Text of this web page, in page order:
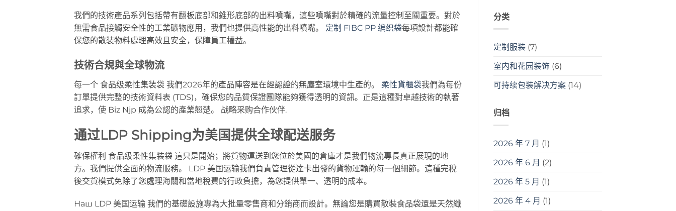
我們的技術產品系列包括帶有翻板底部和錐形底部的出料噴嘴，這些噴嘴對於精確的流量控制至關重要。對於
無需食品接觸安全性的工業礦物應用，我們也提供高性能的出料噴嘴。 定制 FIBC PP 编织袋每項設計都能確
保您的散裝物料處理高效且安全，保障員工權益。
技術合規與全球物流
每一个 食品级柔性集装袋 我們2026年的產品陣容是在經認證的無塵室環境中生產的。 柔性貨櫃袋我們為每份
訂單提供完整的技術資料表 (TDS)，確保您的品質保證團隊能夠獲得透明的資訊。正是這種對卓越技術的執著
追求，使 Biz Njp 成為公認的產業翹楚。 战略采购合作伙伴.
通过LDP Shipping为美国提供全球配送服务
確保權利 食品级柔性集装袋 這只是開始；將貨物運送到您位於美國的倉庫才是我們物流專長真正展現的地
方。我們提供全面的物流服務。 LDP 美国运输我們負責管理從達卡出發的貨物運輸的每一個細節。這種完稅
後交貨模式免除了您處理海關和當地稅費的行政負擔，為您提供單一、透明的成本。
Наш LDP 美国运输 我們的基礎設施專為大批量零售商和分銷商而設計。無論您是購買散裝食品袋還是天然纖
分类
定制服装(7)
室内和花园装饰(6)
可持续包装解决方案(14)
归档
2026 年 7 月 (1)
2026 年 6 月 (2)
2026 年 5 月 (1)
2026 年 4 月 (1)